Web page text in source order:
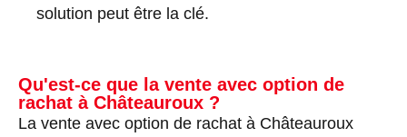
solution peut être la clé.
Qu'est-ce que la vente avec option de
rachat à Châteauroux ?
La vente avec option de rachat à Châteauroux